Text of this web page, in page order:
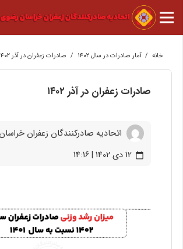
خانه / آمار صادرات در سال ۱۴۰۲ / صادرات زعفران در آذر ۱۴۰۲
صادرات زعفران در آذر ۱۴۰۲
اتحادیه صادرکنندگان زعفران
calendar_today 12 دی 1402 | 14:16